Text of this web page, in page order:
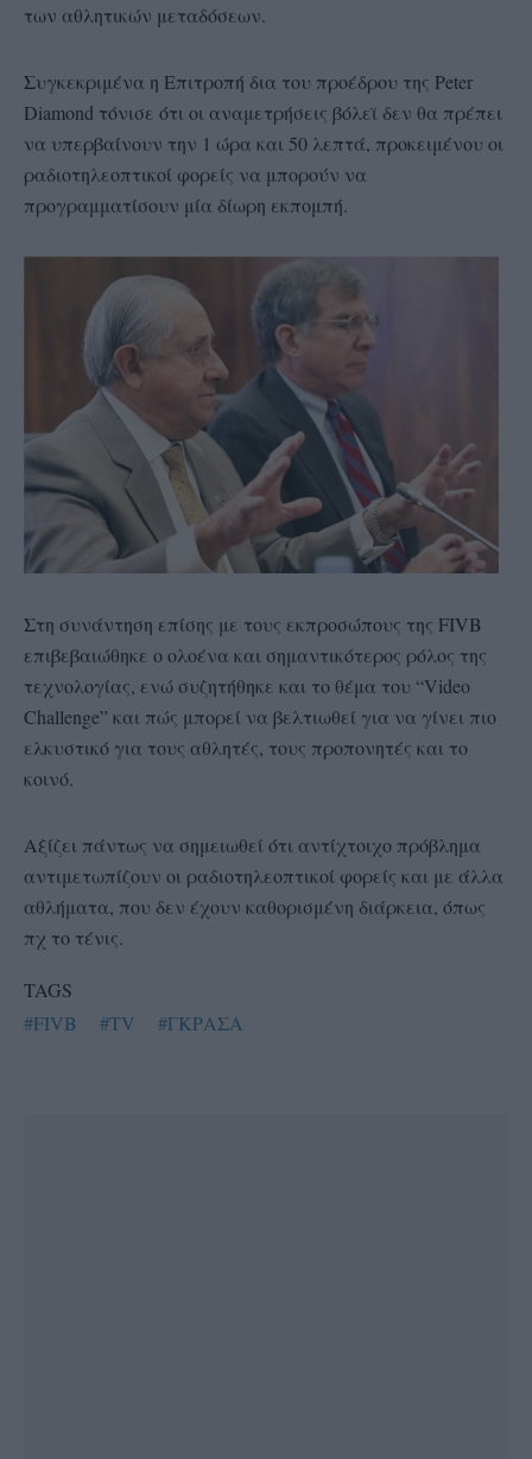
των αθλητικών μεταδόσεων.
Συγκεκριμένα η Επιτροπή δια του προέδρου της Peter
Diamond τόνισε ότι οι αναμετρήσεις βόλεϊ δεν θα πρέπει
να υπερβαίνουν την 1 ώρα και 50 λεπτά, προκειμένου οι
ραδιοτηλεοπτικοί φορείς να μπορούν να
προγραμματίσουν μία δίωρη εκπομπή.
Στη συνάντηση επίσης με τους εκπροσώπους της FIVB
επιβεβαιώθηκε ο ολοένα και σημαντικότερος ρόλος της
τεχνολογίας, ενώ συζητήθηκε και το θέμα του “Video
Challenge” και πώς μπορεί να βελτιωθεί για να γίνει πιο
ελκυστικό για τους αθλητές, τους προπονητές και το
κοινό.
Αξίζει πάντως να σημειωθεί ότι αντίχτοιχο πρόβλημα
αντιμετωπίζουν οι ραδιοτηλεοπτικοί φορείς και με άλλα
αθλήματα, που δεν έχουν καθορισμένη διάρκεια, όπως
πχ το τένις.
TAGS
#FIVB
#TV #ΓΚΡΑΣΑ